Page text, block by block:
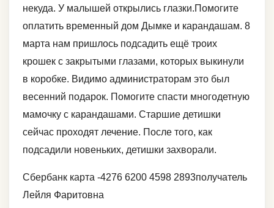
некуда. У малышей открылись глазки.Помогите
оплатить временный дом Дымке и карандашам. 8
марта нам пришлось подсадить ещё троих
крошек с закрытыми глазами, которых выкинули
в коробке. Видимо администраторам это был
весенний подарок. Помогите спасти многодетную
мамочку с карандашами. Старшие детишки
сейчас проходят лечение. После того, как
подсадили новеньких, детишки захворали.
Сбербанк карта -4276 6200 4598 2893получатель
Лейля Фаритовна